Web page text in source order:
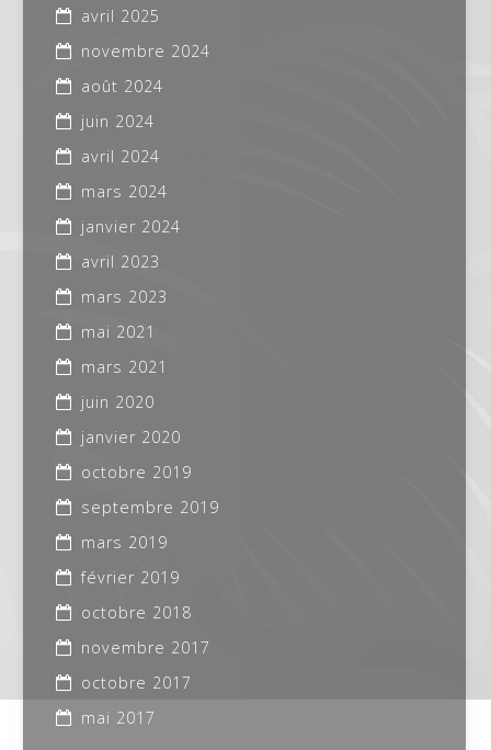
avril 2025
novembre 2024
août 2024
juin 2024
avril 2024
mars 2024
janvier 2024
avril 2023
mars 2023
mai 2021
mars 2021
juin 2020
janvier 2020
octobre 2019
septembre 2019
mars 2019
février 2019
octobre 2018
novembre 2017
octobre 2017
mai 2017